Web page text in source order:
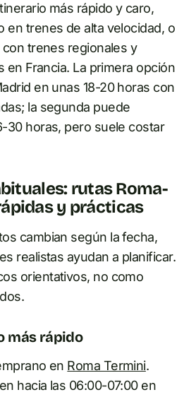
más rápido y caro,
en trenes de alta velocidad, o
trenes regionales y
en Francia. La primera opción
en unas 18-20 horas con
la segunda puede
30 horas, pero suele costar
rutas Roma-
y prácticas
cambian según la fecha,
realistas ayudan a planificar.
orientativos, no como
más rápido
en Roma Termini.
hacia las 06:00-07:00 en